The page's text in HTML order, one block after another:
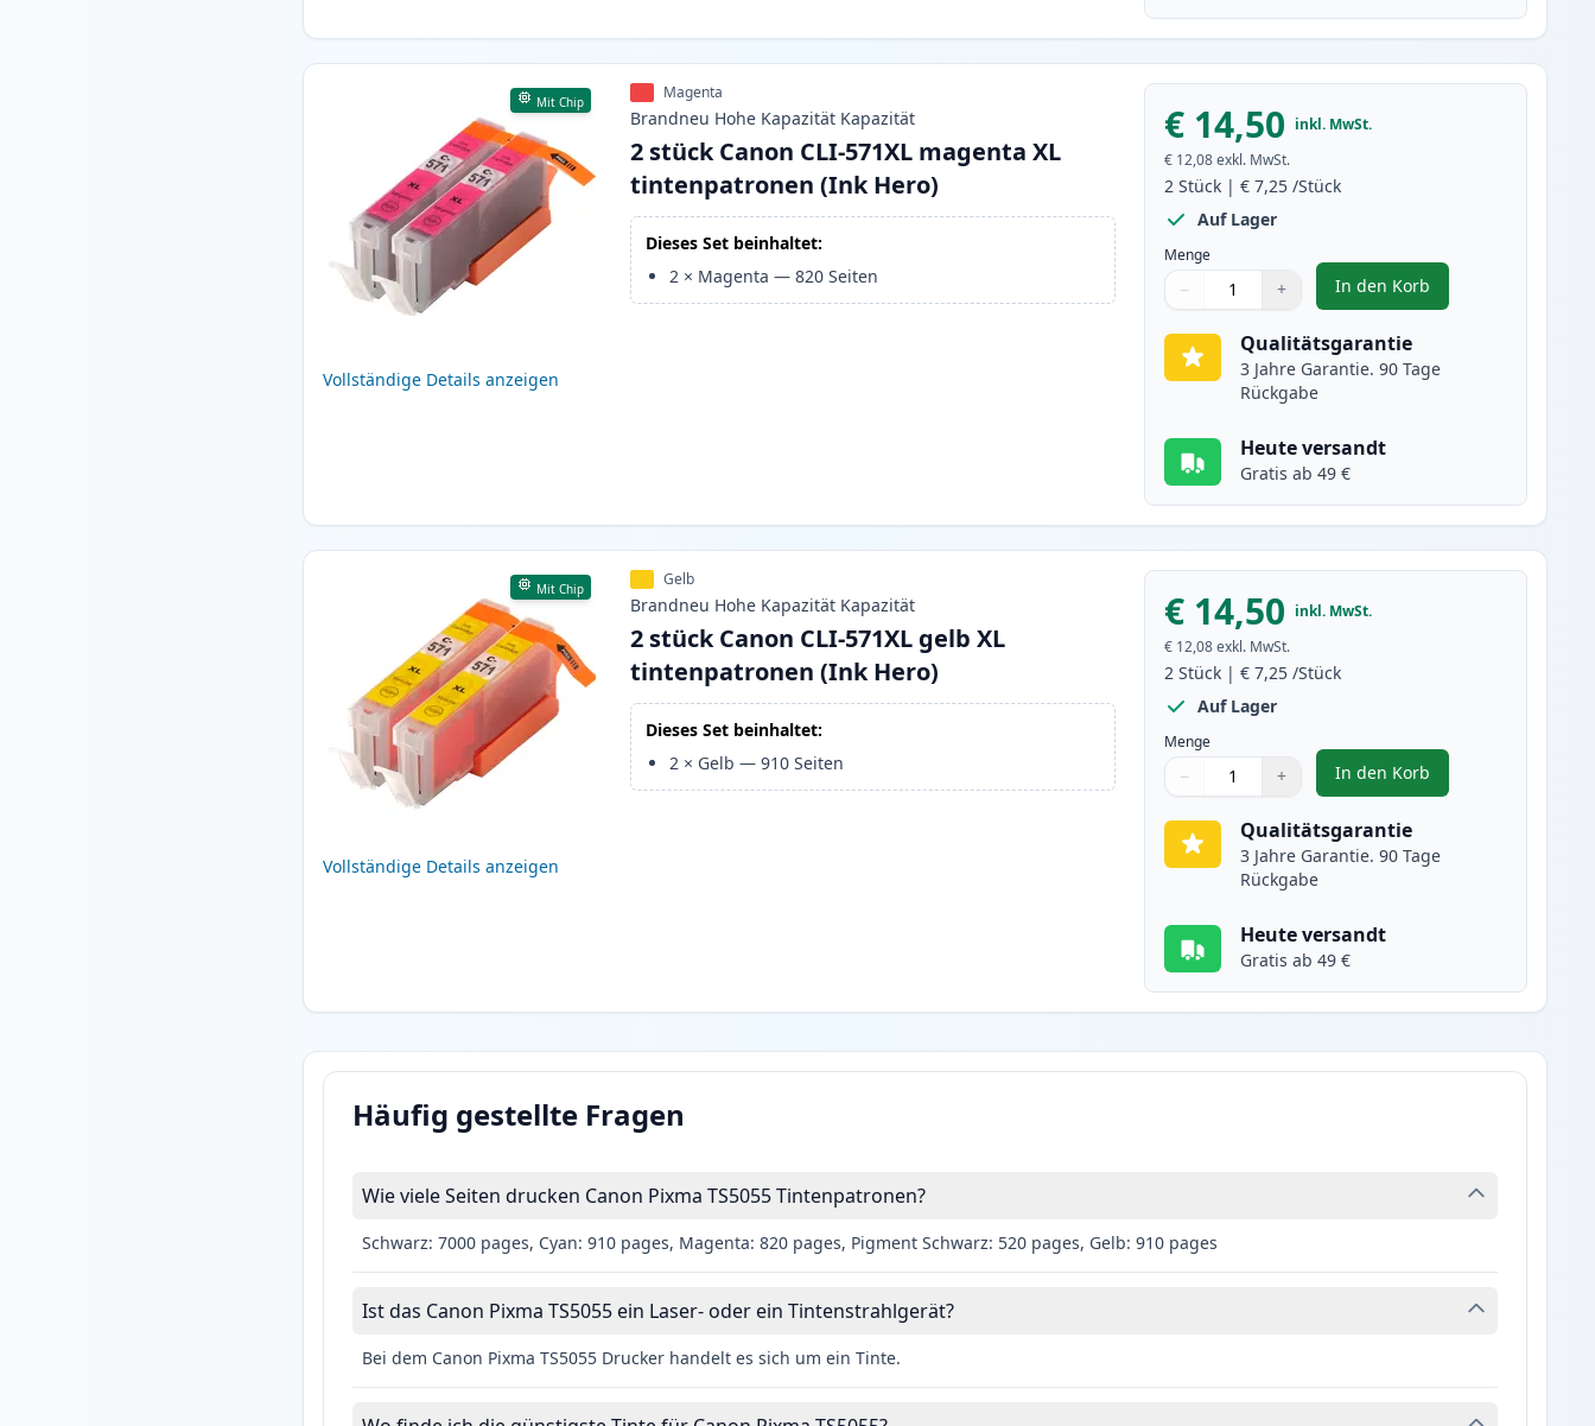
Mit Chip
Vollständige Details anzeigen
Magenta
Brandneu Hohe Kapazität Kapazität
2 stück Canon CLI-571XL magenta XL
tintenpatronen (Ink Hero)
Dieses Set beinhaltet:
2 × Magenta —820 Seiten
€ 14,50 inkl. MwSt.
€ 12,08 exkl. MwSt.
2 Stück |€ 7,25 /Stück
Auf Lager
Menge
Menge
Verwenden Sie die Tasten, um anzupassen
− +
Menge 1
In den Korb
, 2 stück Canon CLI-
Qualitätsgarantie
3 Jahre Garantie. 90 Tage
Rückgabe
Heute versandt
Gratis ab 49 €
Mit Chip
Vollständige Details anzeigen
Gelb
Brandneu Hohe Kapazität Kapazität
2 stück Canon CLI-571XL gelb XL
tintenpatronen (Ink Hero)
Dieses Set beinhaltet:
2 × Gelb —910 Seiten
€ 14,50 inkl. MwSt.
€ 12,08 exkl. MwSt.
2 Stück |€ 7,25 /Stück
Auf Lager
Menge
Menge
Verwenden Sie die Tasten, um anzupassen
− +
Menge 1
In den Korb
, 2 stück Canon CLI-
Qualitätsgarantie
3 Jahre Garantie. 90 Tage
Rückgabe
Heute versandt
Gratis ab 49 €
Häufig gestellte Fragen
Wie viele Seiten drucken Canon Pixma TS5055 Tintenpatronen?
Schwarz: 7000 pages, Cyan: 910 pages, Magenta: 820 pages, Pigment Schwarz: 520 pages, Gelb: 910 pages
Ist das Canon Pixma TS5055 ein Laser- oder ein Tintenstrahlgerät?
Bei dem Canon Pixma TS5055 Drucker handelt es sich um ein Tinte.